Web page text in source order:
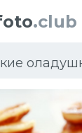
.club